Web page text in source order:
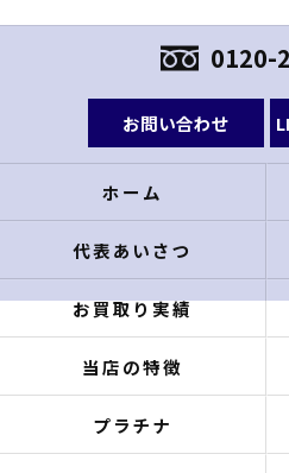
0120-
お問い合わせ
ホーム
代表あいさつ
お買取り実績
当店の特徴
プラチナ